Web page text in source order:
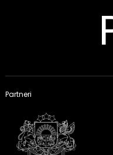
Partneri